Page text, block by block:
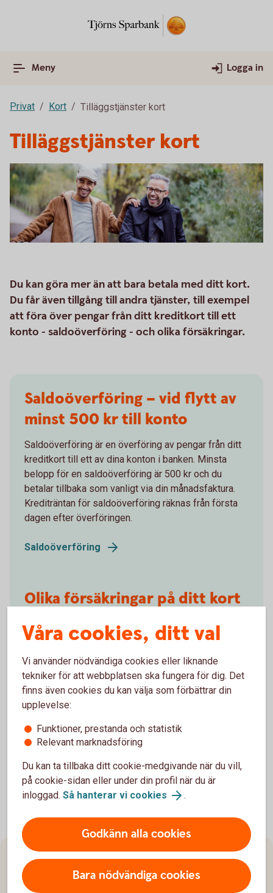
Meny Logga in
Privat Kort Tilläggstjänster kort
Tilläggstjänster kort
Du kan göra mer än att bara betala med ditt kort.
Du får även tillgång till andra tjänster, till exempel
att föra över pengar från ditt kreditkort till ett
konto - saldoöverföring - och olika försäkringar.
Saldoöverföring – vid flytt av
minst 500 kr till konto
Saldoöverföring är en överföring av pengar från ditt
kreditkort till ett av dina konton i banken. Minsta
belopp för en saldoöverföring är 500 kr och du
betalar tillbaka som vanligt via din månadsfaktura.
Krediträntan för saldoöverföring räknas från första
dagen efter överföringen.
Saldoöverföring
Olika försäkringar på ditt kort
Alla våra kreditkort innehåller en reseförsäkring som
ger lite mer trygghet när du reser. Även olika
prisgaranti och förlängd garanti. Du kan även teckna
betalningsskydd som ger extra skydd om du skulle
bli sjuk eller arbetslös.
Försäkringar på ditt kort
Våra cookies, ditt val
Vi använder nödvändiga cookies eller liknande
tekniker för att webbplatsen ska fungera för dig. Det
finns även cookies du kan välja som förbättrar din
upplevelse:
Funktioner, prestanda och statistik
Relevant marknadsföring
Du kan ta tillbaka ditt cookie-medgivande när du vill,
på cookie-sidan eller under din profil när du är
inloggad. Så hanterar vi cookies .
Godkänn alla cookies
Bara nödvändiga cookies
Sidfot
Hitta snabbt